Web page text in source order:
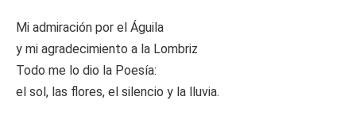
Mi admiración por el Águila
y mi agradecimiento a la Lombriz
Todo me lo dio la Poesía:
el sol, las flores, el silencio y la lluvia.